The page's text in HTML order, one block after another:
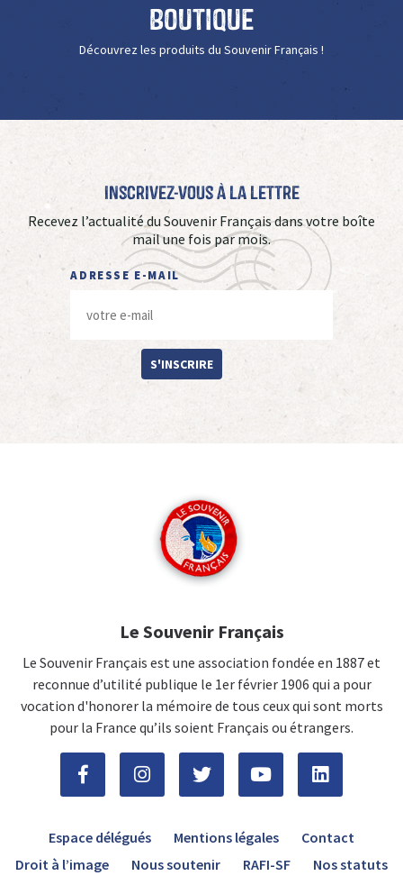
Boutique
Découvrez les produits du Souvenir Français !
Inscrivez-vous à La Lettre
Recevez l’actualité du Souvenir Français dans votre boîte
mail une fois par mois.
ADRESSE E-MAIL
S'INSCRIRE
Le Souvenir Français
Le Souvenir Français est une association fondée en 1887 et
reconnue d’utilité publique le 1er février 1906 qui a pour
vocation d'honorer la mémoire de tous ceux qui sont morts
pour la France qu’ils soient Français ou étrangers.
Espace délégués Mentions légales
Contact
Droit à l’image
Nous soutenir RAFI-SF Nos statuts